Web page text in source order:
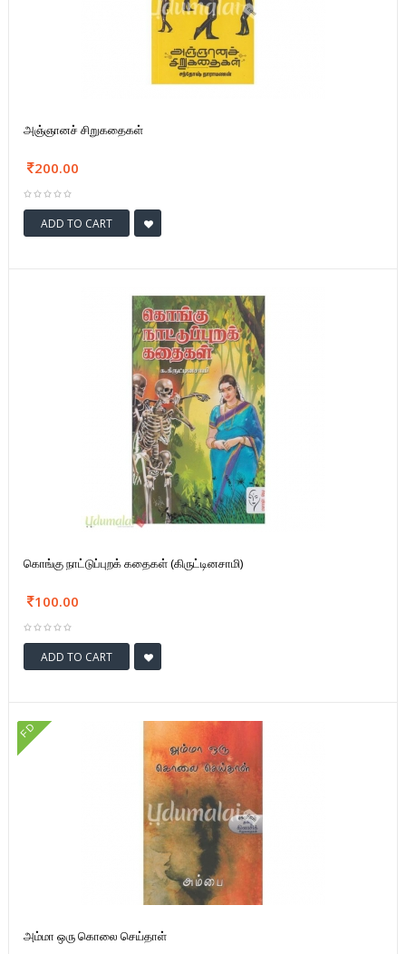
அஞ்ஞானச் சிறுகதைகள்
200.00
ADD TO CART
கொங்கு நாட்டுப்புறக் கதைகள் (கிருட்டினசாமி)
100.00
ADD TO CART
FD
அம்மா ஒரு கொலை செய்தாள்